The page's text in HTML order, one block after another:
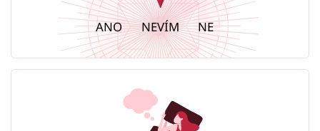
ANO NEVÍM NE